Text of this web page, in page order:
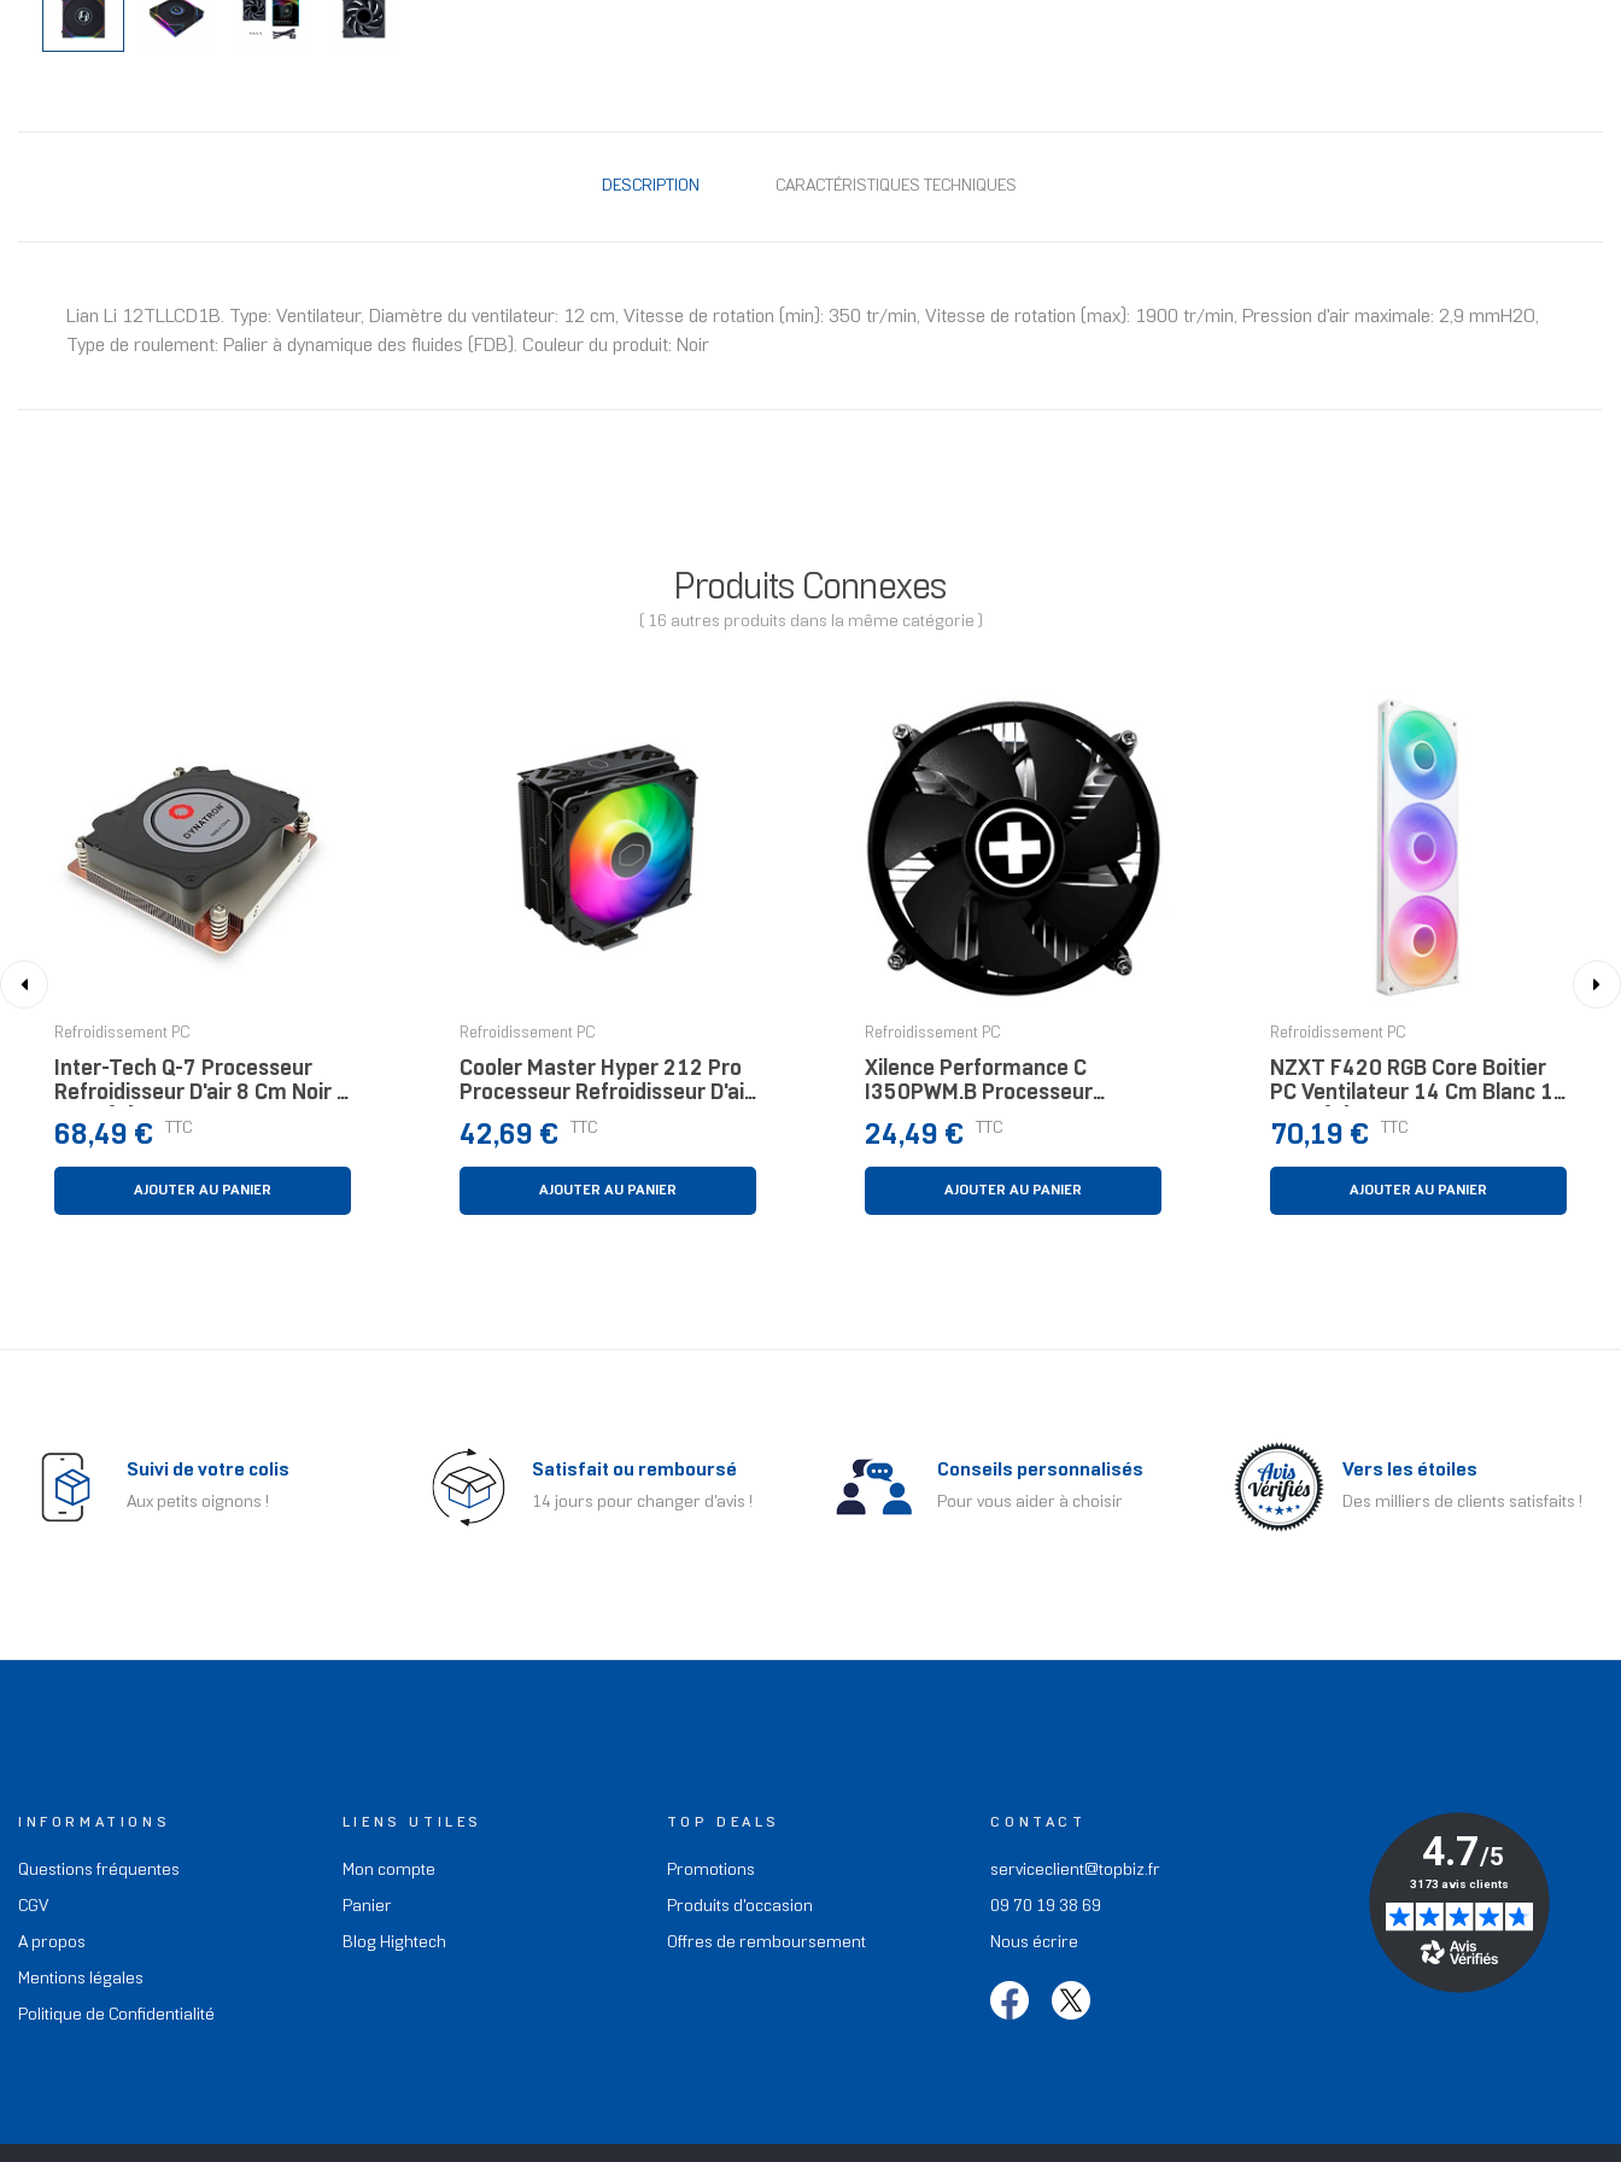
DESCRIPTION CARACTÉRISTIQUES TECHNIQUES
Lian Li 12TLLCD1B. Type: Ventilateur, Diamètre du ventilateur: 12 cm, Vitesse de rotation (min): 350 tr/min, Vitesse de rotation (max): 1900 tr/min, Pression d'air maximale: 2,9 mmH2O,
Type de roulement: Palier à dynamique des fluides (FDB). Couleur du produit: Noir
Produits Connexes
( 16 autres produits dans la même catégorie )
Refroidissement PC
Inter-Tech Q-7 Processeur
Refroidisseur D'air 8 Cm Noir 1
Prix
68,49 € TTC
AJOUTER AU PANIER
Refroidissement PC
Cooler Master Hyper 212 Pro
Processeur Refroidisseur D'air
Prix
42,69 € TTC
AJOUTER AU PANIER
Refroidissement PC
Xilence Performance C
I350PWM.B Processeur
Refroidisseur D'air 9,2 Cm Noir
1 Pièce(s)
Prix
24,49 € TTC
AJOUTER AU PANIER
Refroidissement PC
NZXT F420 RGB Core Boitier
PC Ventilateur 14 Cm Blanc 1
Prix
70,19 € TTC
AJOUTER AU PANIER
Suivi de votre colis
Aux petits oignons !
Satisfait ou remboursé
14 jours pour changer d'avis !
Conseils personnalisés
Pour vous aider à choisir
Vers les étoiles
Des milliers de clients satisfaits !
INFORMATIONS
Questions fréquentes
CGV
A propos
Mentions légales
Politique de Confidentialité
LIENS UTILES
Mon compte
Panier
Blog Hightech
TOP DEALS
Promotions
Produits d'occasion
Offres de remboursement
CONTACT
serviceclient@topbiz.fr
09 70 19 38 69
Nous écrire